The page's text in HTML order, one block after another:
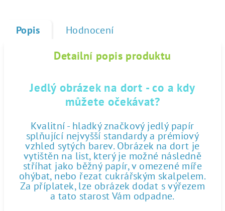
Popis Hodnocení
Detailní popis produktu
Jedlý obrázek na dort - co a kdy
můžete očekávat?
Kvalitní - hladký značkový jedlý papír
splňující nejvyšší standardy a prémiový
vzhled sytých barev. Obrázek na dort je
vytištěn na list, který je možné následně
stříhat jako běžný papír, v omezené míře
ohýbat, nebo řezat cukrářským skalpelem.
Za příplatek, lze obrázek dodat s výřezem
a tato starost Vám odpadne.